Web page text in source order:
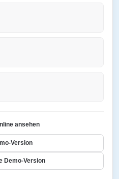
ansehen
Version
Demo-Version